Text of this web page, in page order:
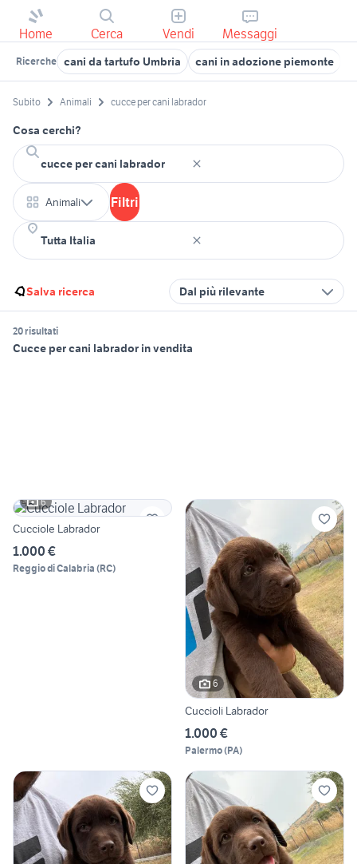
Home Cerca Vendi Messaggi
Ricerche cani da tartufo Umbria cani in adozione piemonte
Subito Animali cucce per cani labrador
Cosa cerchi?
Animali Filtri
Salva ricerca Dal più rilevante
20 risultati
Cucce per cani labrador in vendita
6
Cucciole Labrador
1.000 €
Reggio di Calabria (RC)
6
Cuccioli Labrador
1.000 €
Palermo(PA)